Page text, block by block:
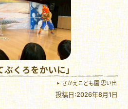
ぶくろをかいに」
さかえこども園 思い出
投稿日:2026年8月1日